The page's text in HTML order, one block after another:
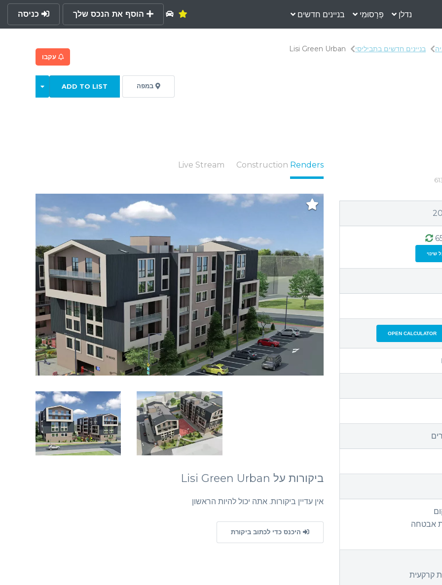
נדלן פְּרָסוּמִי בניינים חדשים הוסף את הנכס שלך כניסה
בניינים חדשים בתביליסי Lisi Green Urban
עקבו
במפה ADD TO LIST
Renders
Construction
Live Stream
ביקורות על Lisi Green Urban
אין עדיין ביקורות. אתה יכול להיות הראשון
היכנס כדי לכתוב ביקורת
שינוי
OPEN CALCULATOR
אבטחה
קרקעית